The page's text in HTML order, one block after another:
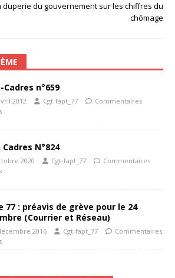
duperie du gouvernement sur les chiffres du
chômage
Cadres n°659
2012 Cgt-fapt_77
Commentaires
Cadres N°824
2020 Cgt-fapt_77
Commentaires
77 : préavis de grève pour le 24
(Courrier et Réseau)
2016 Cgt-fapt_77
Commentaires